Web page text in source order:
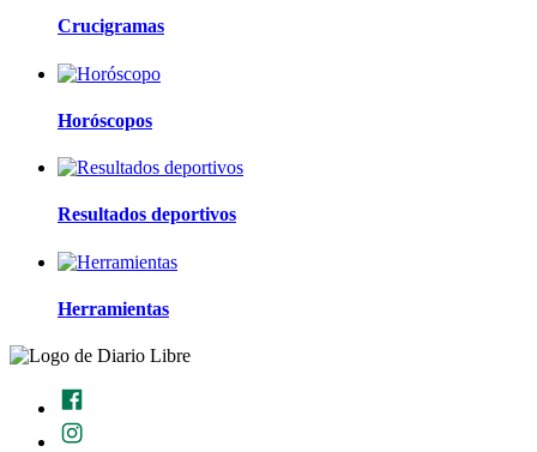
Crucigramas
Horóscopos
Resultados deportivos
Herramientas